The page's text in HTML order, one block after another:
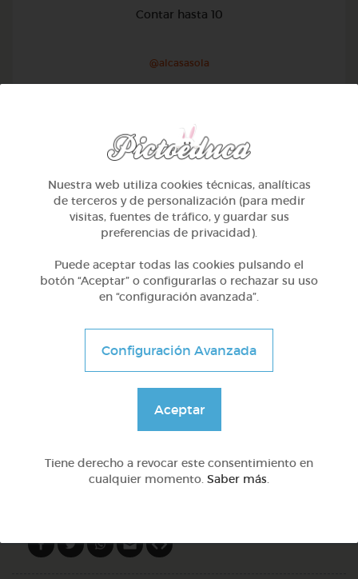
Contar hasta 10
@alcasasola
1º Primaria (6-7 años)
Aprendemos a identificar el mayor menor e igual
DOCS (4)
Nuestra web utiliza cookies técnicas, analíticas
de terceros y de personalización (para medir
visitas, fuentes de tráfico, y guardar sus
preferencias de privacidad).
Puede aceptar todas las cookies pulsando el
botón “Aceptar” o configurarlas o rechazar su uso
en “configuración avanzada”.
Configuración Avanzada
Aceptar
Tiene derecho a revocar este consentimiento en
cualquier momento. Saber más.